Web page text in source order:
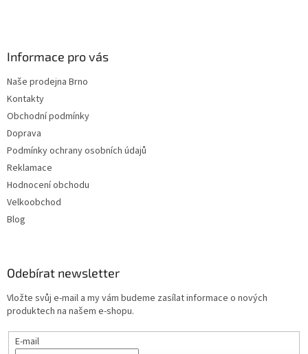
Informace pro vás
Naše prodejna Brno
Kontakty
Obchodní podmínky
Doprava
Podmínky ochrany osobních údajů
Reklamace
Hodnocení obchodu
Velkoobchod
Blog
Odebírat newsletter
Vložte svůj e-mail a my vám budeme zasílat informace o nových
produktech na našem e-shopu.
E-mail